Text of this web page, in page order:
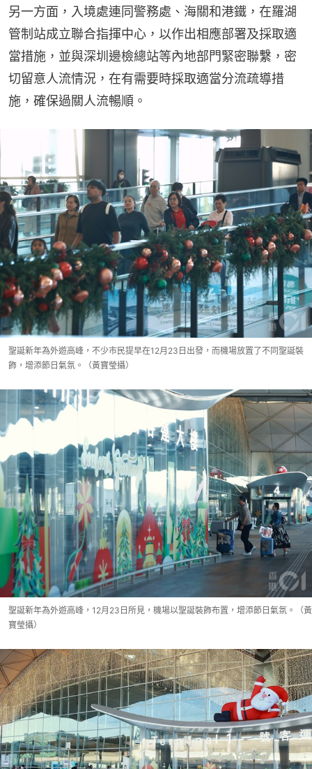
另一方面，入境處連同警務處、海關和港鐵，在羅湖
管制站成立聯合指揮中心，以作出相應部署及採取適
當措施，並與深圳邊檢總站等內地部門緊密聯繫，密
切留意人流情況，在有需要時採取適當分流疏導措
施，確保過關人流暢順。
聖誕新年為外遊高峰，不少市民提早在12月23日出發，而機場放置了不同聖誕裝
飾，增添節日氣氛。（黃寶瑩攝）
聖誕新年為外遊高峰，12月23日所見，機場以聖誕裝飾布置，增添節日氣氛。（黃
寶瑩攝）